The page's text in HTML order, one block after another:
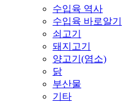
수입육 역사
수입육 바로알기
쇠고기
돼지고기
양고기(염소)
닭
부산물
기타